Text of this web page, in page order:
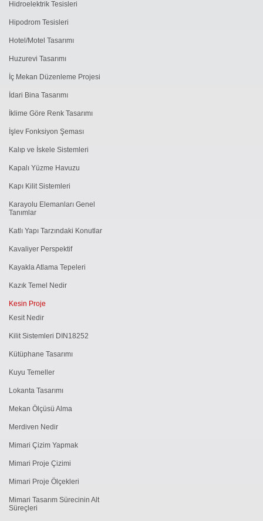
Hidroelektrik Tesisleri
Hipodrom Tesisleri
Hotel/Motel Tasarımı
Huzurevi Tasarımı
İç Mekan Düzenleme Projesi
İdari Bina Tasarımı
İklime Göre Renk Tasarımı
İşlev Fonksiyon Şeması
Kalıp ve İskele Sistemleri
Kapalı Yüzme Havuzu
Kapı Kilit Sistemleri
Karayolu Elemanları Genel
Tanımlar
Katlı Yapı Tarzındaki Konutlar
Kavaliyer Perspektif
Kayakla Atlama Tepeleri
Kazık Temel Nedir
Kesin Proje
Kesit Nedir
Kilit Sistemleri DIN18252
Kütüphane Tasarımı
Kuyu Temeller
Lokanta Tasarımı
Mekan Ölçüsü Alma
Merdiven Nedir
Mimari Çizim Yapmak
Mimari Proje Çizimi
Mimari Proje Ölçekleri
Mimari Tasarım Sürecinin Alt
Süreçleri